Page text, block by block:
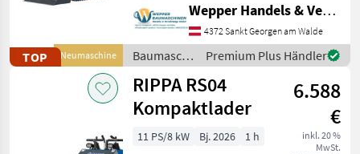
TOP Neumaschine
kompakt, leistungsstark
und vielseitig einsetzbar.
Der RS06 eignet sich
hervorragend für
Wepper Handels & Vermietungs GmbH
4372 Sankt Georgen am Walde
Baumaschinen
/ Rippa
Premium Plus Händler
RIPPA RS04
Kompaktlader
6.588
€
inkl. 20 %
MwSt.
11 PS/8 kW Bj. 2026
1 h